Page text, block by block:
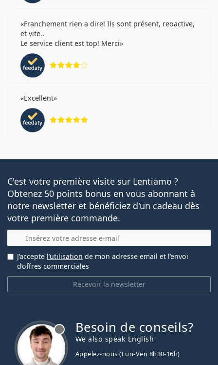
Franchement rien a dire! Ils sont présent, reoactive,
et vite..
Le service client est top! Merci
Excellent
C'est votre première visite sur Lentiamo ?
Obtenez 50 points bonus en vous abonnant à
notre newsletter et bénéficiez d'un cadeau dès
votre première commande.
E-mail
Recevoir la newsletter
J’accepte l’utilisation de mon adresse email et l’envoi
d’offres commerciales
Besoin de conseils?
We also speak English
Appelez-nous (Lun-Ven 8h30-16h)